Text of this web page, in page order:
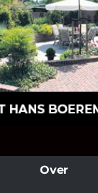
MET HANS
ontstaan is
motiveert in de
Over